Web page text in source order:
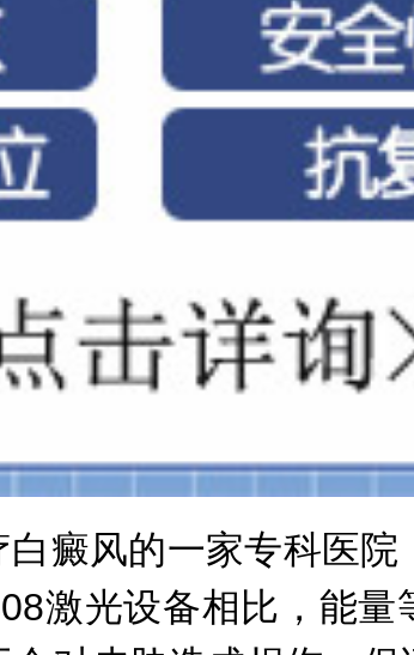
风的一家专科医院
激光设备相比，能